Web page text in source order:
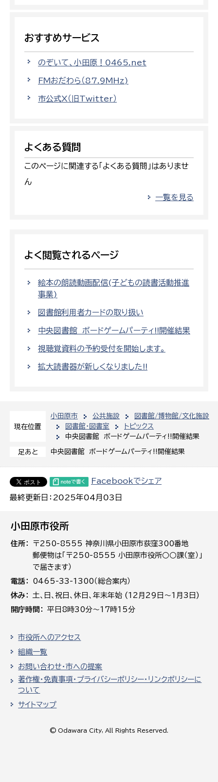
現在位置
小田原市 公共施設
図書館/博物館/文化施設
図書館・図書室
トピックス
中央図書館 ボードゲームパーティ!!開催結果
足あと 中央図書館 ボードゲームパーティ!!開催結果
Facebookでシェア
最終更新日：2025年04月03日
おすすめサービス
のぞいて、小田原！0465.net
FMおだわら（87.9MHz)
市公式X（旧Twitter）
よくある質問
このページに関連する「よくある質問」はありませ
ん
一覧を見る
よく閲覧されるページ
絵本の朗読動画配信(子どもの読書活動推進
事業)
図書館利用者カードの取り扱い
中央図書館 ボードゲームパーティ!!開催結果
視聴覚資料の予約受付を開始します。
拡大読書器が新しくなりました!!
小田原市役所
住所
〒250-8555 神奈川県小田原市荻窪300番地
郵便物は「〒250-8555 小田原市役所○○課（室）」
で届きます）
電話
0465-33-1300（総合案内）
休み
土､日､祝日、休日、年末年始 (12月29日～1月3日)
開庁時間
平日8時30分～17時15分
市役所へのアクセス
組織一覧
お問い合わせ・市への提案
著作権・免責事項・プライバシーポリシー・リンクポリシーに
ついて
サイトマップ
© Odawara City, All Rights Reserved.